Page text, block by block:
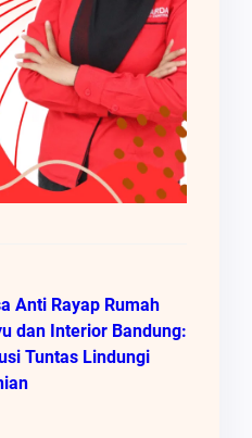
Anti Rayap Rumah
dan Interior Bandung:
Tuntas Lindungi